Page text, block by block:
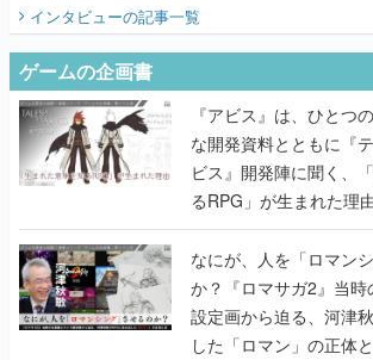
インタビューの記事一覧
ゲームの企画書
『アビス』は、ひとつ
な開発資料とともに『
ビス』開発陣に聞く、
るRPG」が生まれた理
書】
なにが、人を「ロマン
か？『ロマサガ2』当時
設定画から迫る、河津
した「ロマン」の正体